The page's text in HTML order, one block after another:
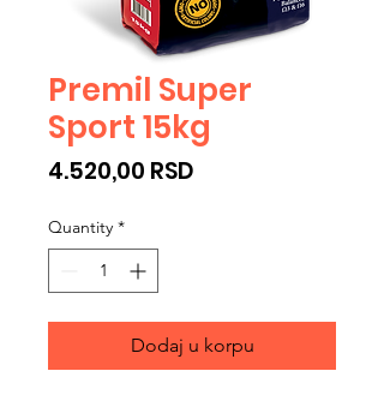
Premil Super
Sport 15kg
4.520,00 RSD
Quantity *
Dodaj u korpu